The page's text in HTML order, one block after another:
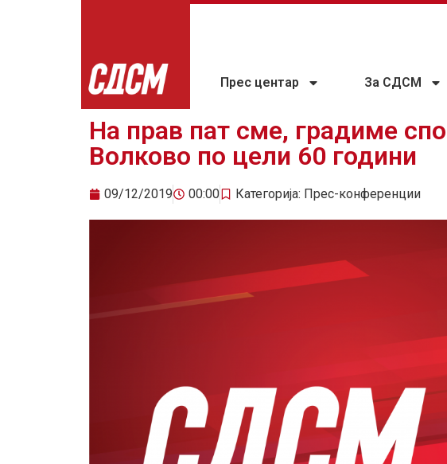
Прес центар За СДСМ
На прав пат сме, градиме
Волково по цели 60 години
09/12/2019 00:00 Категорија: Прес-конференции